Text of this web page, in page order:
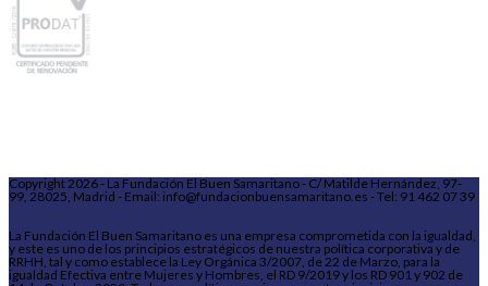
Copyright 2026 - La Fundación El Buen Samaritano - C/ Matilde Hernández, 97-
99, 28025, Madrid - Email: info@fundacionbuensamaritano.es - Tel: 91 462 07 39
La Fundación El Buen Samaritano es una empresa comprometida con la igualdad,
y este es uno de los principios estratégicos de nuestra política corporativa y de
RRHH, tal y como establece la Ley Orgánica 3/2007, de 22 de Marzo, para la
igualdad Efectiva entre Mujeres y Hombres, el RD 9/2019 y los RD 901 y 902 de